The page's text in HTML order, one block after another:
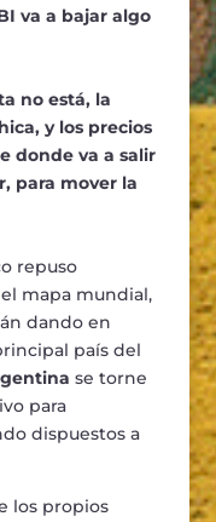
va a bajar algo
no está, la
y los precios
donde va a salir
para mover la
repuso
mapa mundial,
dando en
país del
se torne
para
dispuestos a
los propios